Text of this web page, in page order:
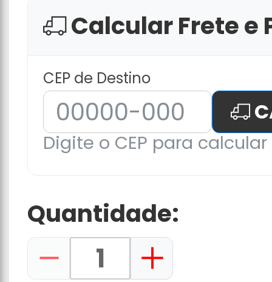
Calcular Frete e
CEP de Destino
Digite o CEP para
Quantidade: